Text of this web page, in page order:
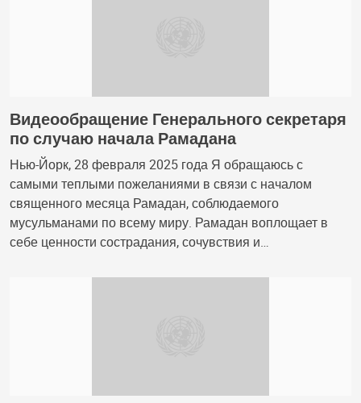
Видеообращение Генерального секретаря
по случаю начала Рамадана
Нью-Йорк, 28 февраля 2025 года Я обращаюсь с
самыми теплыми пожеланиями в связи с началом
священного месяца Рамадан, соблюдаемого
мусульманами по всему миру. Рамадан воплощает в
себе ценности сострадания, сочувствия и…